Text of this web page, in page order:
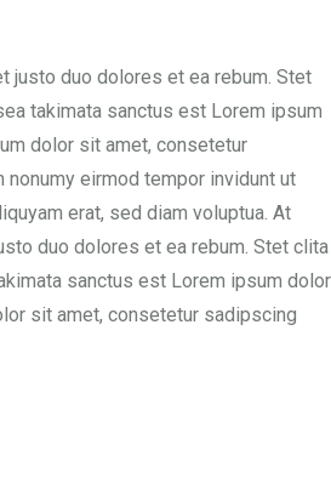
justo duo dolores et ea rebum. Stet
takimata sanctus est Lorem ipsum
dolor sit amet, consetetur
eirmod tempor invidunt ut
erat, sed diam voluptua. At
duo dolores et ea rebum. Stet clita
sanctus est Lorem ipsum dolor
sit amet, consetetur sadipscing